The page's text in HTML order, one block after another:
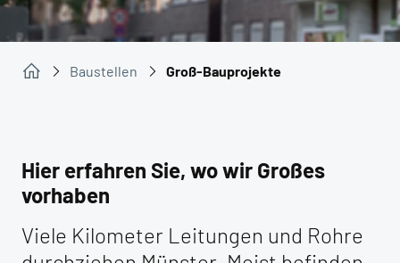
Baustellen Groß-Bauprojekte
Hier erfahren Sie, wo wir Großes
vorhaben
Viele Kilometer Leitungen und Rohre